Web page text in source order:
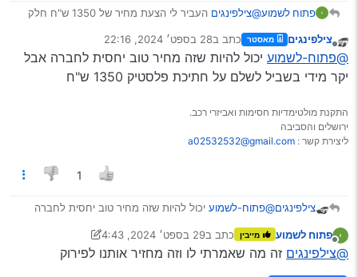
פתוח לשמוע@צילפינגים
העביר לי הצעת מחיר של 1350 ש"ח חלק
מחיר זול?
צילפינגים מאסטר כתב ב28 בספט׳ 2024, 22:16
נערך לאחרונה על ידי
@פתוח-לשמוע יכול להיות שזה מחיר טוב יחסית לחברה אבל
יקר מידי בשביל לשלם על חתיכת פלסטיק 1350 ש"ח
התקנת מולטימדיות חסימות ואביזרי רכב.
ירושלים והסביבה
ליצירת קשר : a02532532@gmail.com
1
צילפינגים@פתוח-לשמוע יכול להיות שזה מחיר טוב יחסית לחברה
מנותק
פתוח לשמוע מייבין כתב ב29 בספט׳ 2024, 4:43
נערך לאחרונה על ידי פתוח לשמוע
@צילפינגים זה מה שאמרתי לו וזה מחזיר אותנו לפירוק